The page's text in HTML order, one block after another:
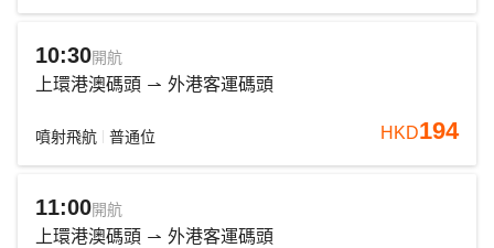
10:30開航
上環港澳碼頭 外港客運碼頭
噴射飛航 普通位 HKD194
11:00開航
上環港澳碼頭 外港客運碼頭